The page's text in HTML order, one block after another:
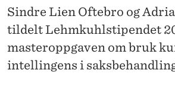
K
K
Å
Sindre Lien Oftebro og
tildelt Lehmkuhlstipendet
masteroppgaven om bruk
intellingens i